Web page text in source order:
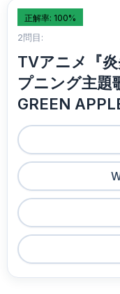
正解率: 100%
2問目:
TVアニメ『
プニング主題
GREEN